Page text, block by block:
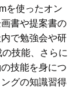
を使ったオン
書や提案書の
で勉強会や研
技能、さらに
技能を身につ
グの知識習得